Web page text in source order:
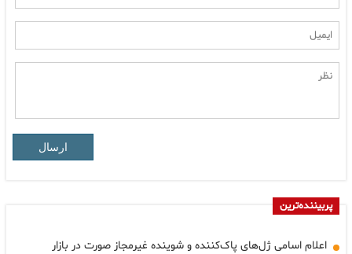
ارسال
پربیننده‌ترین
اعلام اسامی ژل‌های پاک‌کننده و شوینده غیرمجاز صورت در بازار